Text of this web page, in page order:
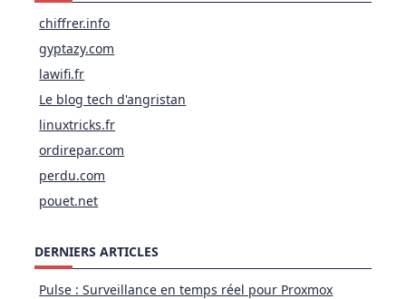
chiffrer.info
gyptazy.com
lawifi.fr
Le blog tech d'angristan
linuxtricks.fr
ordirepar.com
perdu.com
pouet.net
DERNIERS ARTICLES
Pulse : Surveillance en temps réel pour Proxmox